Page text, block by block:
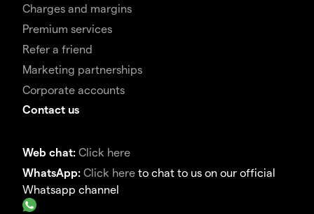
Charges and margins
Premium services
Refer a friend
Marketing partnerships
Corporate accounts
Contact us
Web chat: Click here
WhatsApp: Click here to chat to us on our official
Whatsapp channel